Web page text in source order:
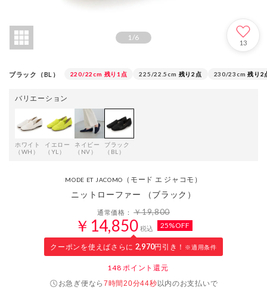
1/6
13
ブラック（BL） 220/22cm 残り1点 225/22.5cm 残り2点 230/23cm 残り2
バリエーション
ホワイト
（WH）
イエロー
（YL）
ネイビー
（NV）
ブラック
（BL）
MODE ET JACOMO （モード エ ジャコモ）
ニットローファー （ブラック）
通常価格：￥19,800
￥14,850 税込 25%OFF
クーポンを使えばさらに 2,970円引き！ ※適用条件
148 ポイント還元
お急ぎ便なら7時間20分43秒以内のお支払いで